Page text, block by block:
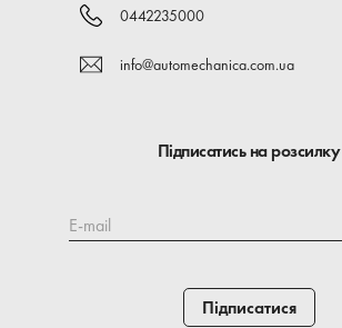
0442235000
info@automechanica.com.ua
Підписатись на розсилку
E-mail
Підписатися